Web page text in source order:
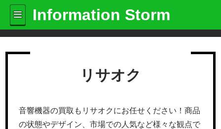
Information Storm
リサオク
音響機器の買取もリサオクにお任せください！商品
の状態やデザイン、市場での人気など様々な観点で